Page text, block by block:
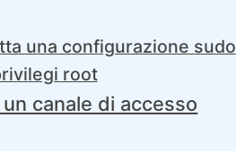
una configurazione sudo
root
canale di accesso